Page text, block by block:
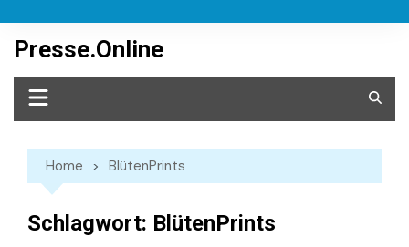
content
Presse.Online
Home BlütenPrints
Schlagwort: BlütenPrints